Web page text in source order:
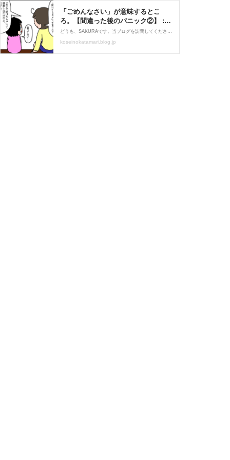
「ごめんなさい」が意味するとこ
ろ。【間違った後のパニック②】 :
うちの子、個性の塊です～マイペー
ス娘の療育日記～ Powered by ライ
どうも、SAKURAです。当ブログを訪問してくださり、ありがとうございます。このブログは、自閉症スペクトラム（広汎性発達障害）の娘、あーさんの療育日記です。あーさん、現在小学四年生。母（SAKURA）、父（旦那）、娘（９歳）、息子（４歳）の四人家族。私たちの日常を描
koseinokatamari.blog.jp